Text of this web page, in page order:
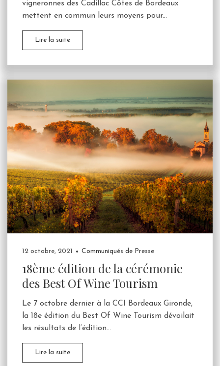
vigneronnes des Cadillac Côtes de Bordeaux
mettent en commun leurs moyens pour...
Lire la suite
12 octobre, 2021 Communiqués de Presse
18ème édition de la cérémonie
des Best Of Wine Tourism
Le 7 octobre dernier à la CCI Bordeaux Gironde,
la 18e édition du Best Of Wine Tourism dévoilait
les résultats de l’édition...
Lire la suite